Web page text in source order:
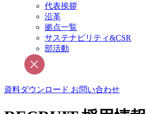
代表挨拶
沿革
拠点一覧
サステナビリティ&CSR
部活動
資料ダウンロード お問い合わせ